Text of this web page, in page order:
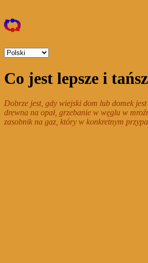
to
content
Wybierz
Co jest lepsze i
Dobrze jest, gdy wiejski dom lub domek
drewna na opał, grzebanie w węglu w
zasobnik na gaz, który w konkretnym